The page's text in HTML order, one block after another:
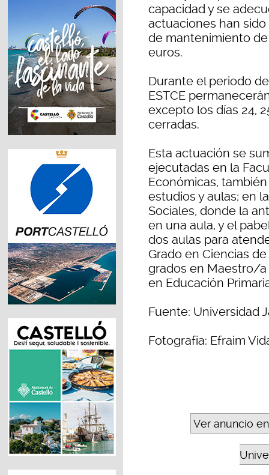
capacidad y se
actuaciones han
de mantenimiento
euros.
Durante el periodo
ESTCE
excepto los días 24,
cerradas.
Esta actuación se
ejecutadas en la
Económicas,
estudios y aulas; en
Sociales, donde la
en una aula, y el
dos aulas para
Grado en Ciencias
grados en Maestro/
en Educación
Fuente: Universidad
Fotografía: Efraim
Ver anuncio